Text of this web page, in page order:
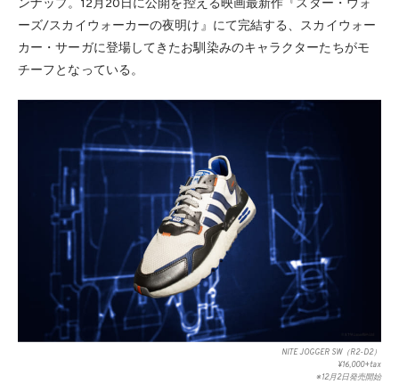
ンナップ。12月20日に公開を控える映画最新作『スター・ウォ
ーズ/スカイウォーカーの夜明け』にて完結する、スカイウォー
カー・サーガに登場してきたお馴染みのキャラクターたちがモ
チーフとなっている。
NITE JOGGER SW（R2-D2）
¥16,000+tax
※12月2日発売開始